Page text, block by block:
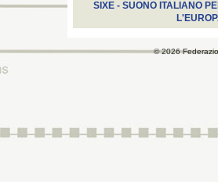
SIXE - SUONO ITALIANO
© 2026